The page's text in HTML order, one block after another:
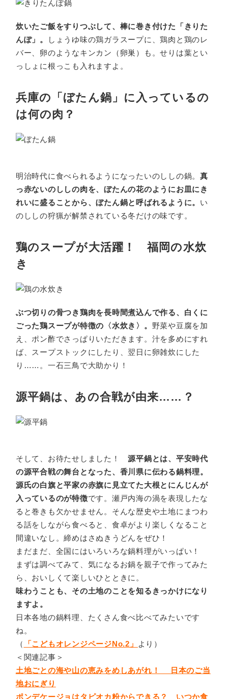
炊いたご飯をすりつぶして、棒に巻き付けた「きりた
んぽ」。
しょうゆ味の鶏ガラスープに、鶏肉と鶏のレ
バー、卵のようなキンカン（卵巣）も。せりは葉とい
っしょに根っこも入れますよ。
兵庫の「ぼたん鍋」に入っているの
は何の肉？
明治時代に食べられるようになったいのししの鍋。真
っ赤ないのししの肉を、ぼたんの花のようにお皿にき
れいに盛ることから、ぼたん鍋と呼ばれるように。 い
のししの狩猟が解禁されている冬だけの味です。
鶏のスープが大活躍！ 福岡の水炊
き
ぶつ切りの骨つき鶏肉を長時間煮込んで作る、白くに
ごった鶏スープが特徴の〈水炊き〉。 野菜や豆腐を加
え、ポン酢でさっぱりいただきます。汁を多めにすれ
ば、スープストックにしたり、翌日に卵雑炊にした
り……。一石三鳥で大助かり！
源平鍋は、あの合戦が由来……？
そして、お待たせしました！源平鍋とは、平安時代
の源平合戦の舞台となった、香川県に伝わる鍋料理。
源氏の白旗と平家の赤旗に見立てた大根とにんじんが
入っているのが特徴です。瀬戸内海の渦を表現したな
ると巻きも欠かせません。そんな歴史や土地にまつわ
る話をしながら食べると、食卓がより楽しくなること
間違いなし。締めはさぬきうどんをぜひ！
まだまだ、全国にはいろいろな鍋料理がいっぱい！
まずは調べてみて、気になるお鍋を親子で作ってみた
ら、おいしくて楽しいひとときに。
味わうことも、その土地のことを知るきっかけになり
ますよ。
日本各地の鍋料理、たくさん食べ比べてみたいです
ね。
（
「こどもオレンジページNo.2」
より）
＜関連記事＞
土地ごとの海や山の恵みをめしあがれ！ 日本のご当
地おにぎり
ポンデケージョはタピオカ粉からできる？ いつか食